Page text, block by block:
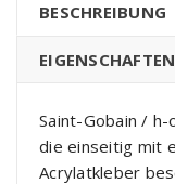
BESCHREIBUNG
EIGENSCHAFTEN
Saint-Gobain /
die einseitig mit
Acrylatkleber